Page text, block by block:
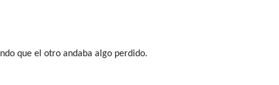
que el otro andaba algo perdido.